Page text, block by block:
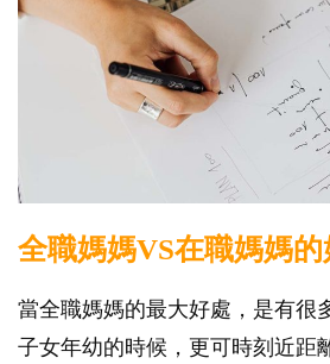
全職媽媽VS在職媽媽的
當全職媽媽的最大好處，是有很
子女年幼的時候，更可時刻近距